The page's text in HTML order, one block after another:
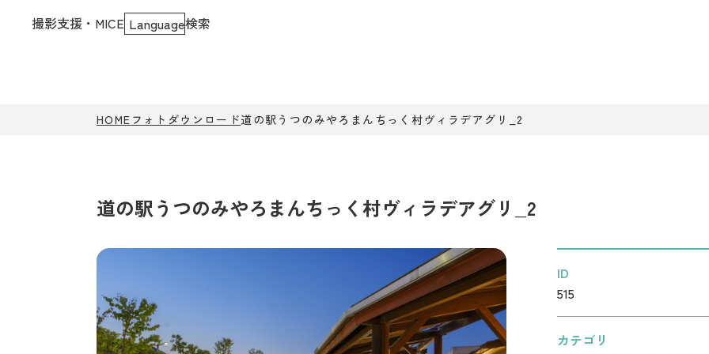
撮影支援・MICE Language検索
HOME フォトダウンロード道の駅うつのみやろまんちっく村ヴィラデアグリ_2
道の駅うつのみやろまんちっく村ヴィラデアグリ_2
ID
515
カテゴリ